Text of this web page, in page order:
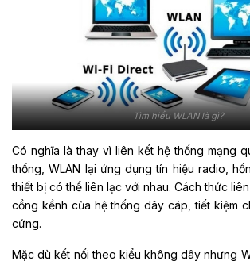
Tìm hiểu WLAN là gì?
Có nghĩa là thay vì liên kết hệ thống mạng
thống, WLAN lại ứng dụng tín hiệu radio,
thiết bị có thể liên lạc với nhau. Cách thức
cồng kềnh của hệ thống dây cáp, tiết kiệm
cứng.
Mặc dù kết nối theo kiểu không dây nhưng